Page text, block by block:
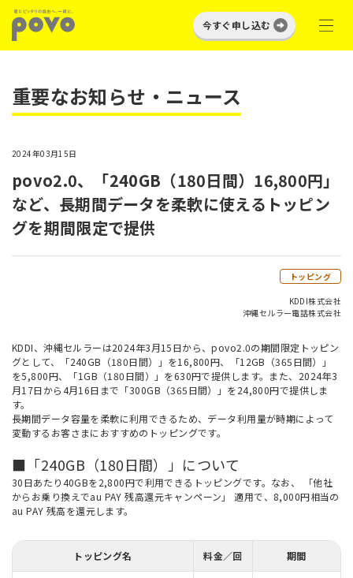
今すぐ申し込む
重要なお知らせ・ニュース
2024年03月15日
povo2.0、「240GB（180日間）16,800円」
など、長期間データを柔軟に使えるトッピン
グを期間限定で提供
トッピング
KDDI株式会社
沖縄セルラー電話株式会社
KDDI、沖縄セルラーは2024年3月15日から、povo2.0の期間限定トッピン
グとして、「240GB（180日間）」を16,800円、「12GB（365日間）」
を5,800円、「1GB（180日間）」を630円で提供します。また、2024年3
月17日から4月16日まで「300GB（365日間）」を24,800円で提供しま
す。
長期間データ容量を柔軟に利用できるため、データ利用量が時期によって
変動するお客さまにおすすめのトッピングです。
■「240GB（180日間）」について
30日あたり40GBを2,800円で利用できるトッピングです。なお、
「他社
からお乗り換えでau PAY 残高還元キャンペーン」
適用で、8,000円相当の
au PAY 残高を還元します。
トッピング名 料金／回 期間